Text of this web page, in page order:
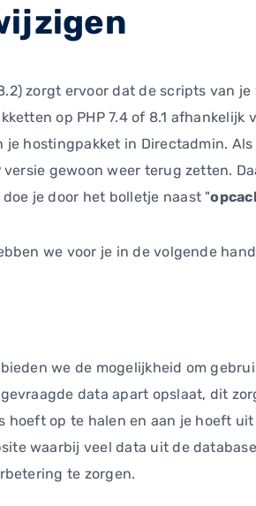
zorgt ervoor dat de scripts van
op PHP 7.4 of 8.1
je hostingpakket in Directadmin.
gewoon weer terug zetten.
je door het bolletje naast "
we voor je in de volgende
we de mogelijkheid om
data apart opslaat, dit
hoeft op te halen en aan je hoeft
waarbij veel data uit de
te zorgen.